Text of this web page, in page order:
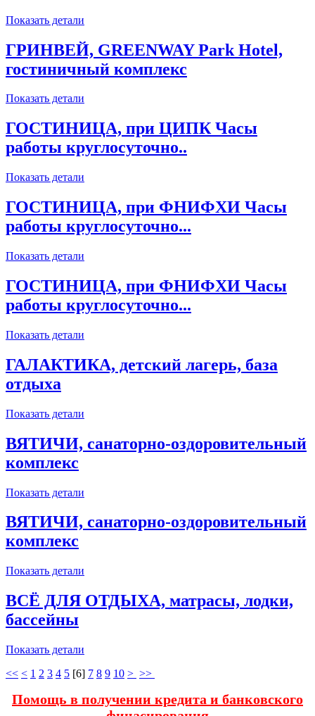
Показать детали
ГРИНВЕЙ, GREENWAY Park Hotel,
гостиничный комплекс
Показать детали
ГОСТИНИЦА, при ЦИПК Часы
работы круглосуточно..
Показать детали
ГОСТИНИЦА, при ФНИФХИ Часы
работы круглосуточно...
Показать детали
ГОСТИНИЦА, при ФНИФХИ Часы
работы круглосуточно...
Показать детали
ГАЛАКТИКА, детский лагерь, база
отдыха
Показать детали
ВЯТИЧИ, санаторно-оздоровительный
комплекс
Показать детали
ВЯТИЧИ, санаторно-оздоровительный
комплекс
Показать детали
ВСЁ ДЛЯ ОТДЫХА, матрасы, лодки,
бассейны
Показать детали
<< < 1 2 3 4 5 [6] 7 8 9 10 > >>
Помощь в получении кредита и банковского